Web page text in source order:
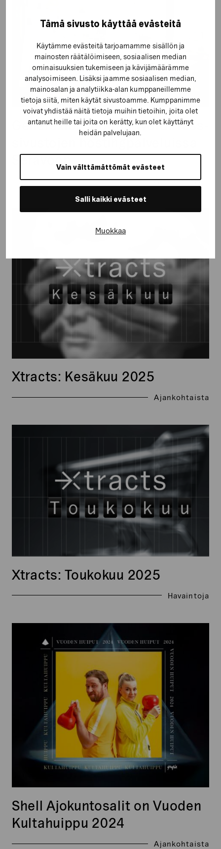
Tämä sivusto käyttää evästeitä
Käytämme evästeitä tarjoamamme sisällön ja
mainosten räätälöimiseen, sosiaalisen median
ominaisuuksien tukemiseen ja kävijämäärämme
analysoimiseen. Lisäksi jaamme sosiaalisen median,
mainosalan ja analytiikka-alan kumppaneillemme
tietoja siitä, miten käytät sivustoamme. Kumppanimme
voivat yhdistää näitä tietoja muihin tietoihin, joita olet
antanut heille tai joita on kerätty, kun olet käyttänyt
heidän palvelujaan.
Vain välttämättömät evästeet
Salli kaikki evästeet
Muokkaa
Seravoon
Ajankohtaista
Generaxion luottaa WordPress-
Seravoon
Xtracts:
Ajankohtaista
Xtracts: Kesäkuu 2025
Havaintoja
Xtracts: Toukokuu 2025
Ajokuntosalit
Kultahuippu
Ajankohtaista
Shell Ajokuntosalit on Vuoden
Kultahuippu 2024